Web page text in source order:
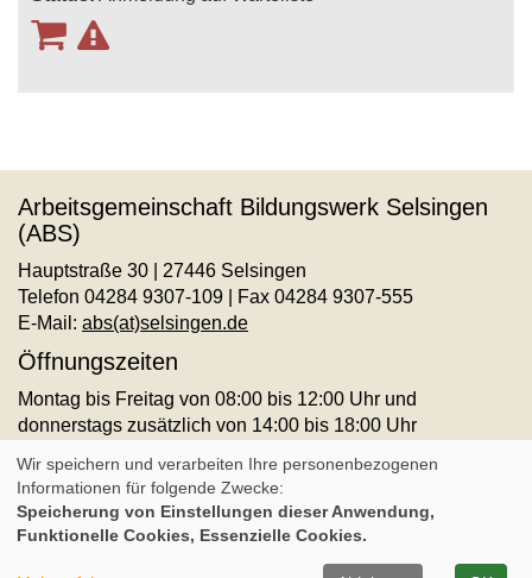
Arbeitsgemeinschaft Bildungswerk Selsingen
(ABS)
Hauptstraße 30 | 27446 Selsingen
Telefon 04284 9307-109 | Fax 04284 9307-555
E-Mail: abs(at)selsingen.de
Öffnungszeiten
Montag bis Freitag von 08:00 bis 12:00 Uhr und
donnerstags zusätzlich von 14:00 bis 18:00 Uhr
AGB
Impressum Datenschutz Widerruf
Cookie Einstellungen
Kontrast
Wir speichern und verarbeiten Ihre personenbezogenen
Informationen für folgende Zwecke:
Speicherung von Einstellungen dieser Anwendung,
Funktionelle Cookies, Essenzielle Cookies.